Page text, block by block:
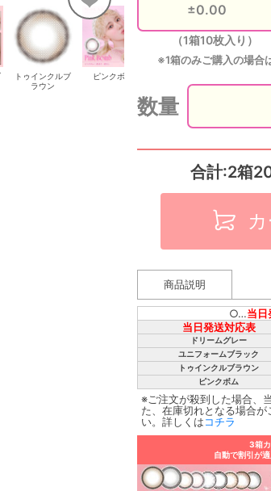
トゥインクルブ
ラウン
ピンクボム
（1箱10枚入り）
※1箱のみご購入の場合
数量
合計:2箱
商品説明
○…当日
当日発送対応表
ドリームグレー
ユニフォームブラック
トゥインクルブラウン
ピンクボム
※ご注文が殺到した場合、
た、在庫切れとなる場合
い。詳しくはコチラ
3箱
自動で割引が